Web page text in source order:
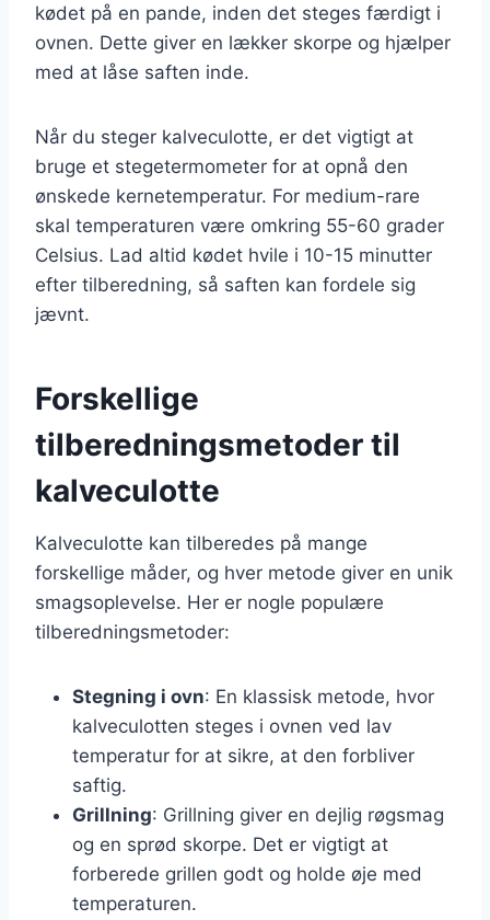
kødet på en pande, inden det steges færdigt i
ovnen. Dette giver en lækker skorpe og hjælper
med at låse saften inde.
Når du steger kalveculotte, er det vigtigt at
bruge et stegetermometer for at opnå den
ønskede kernetemperatur. For medium-rare
skal temperaturen være omkring 55-60 grader
Celsius. Lad altid kødet hvile i 10-15 minutter
efter tilberedning, så saften kan fordele sig
jævnt.
Forskellige
tilberedningsmetoder til
kalveculotte
Kalveculotte kan tilberedes på mange
forskellige måder, og hver metode giver en unik
smagsoplevelse. Her er nogle populære
tilberedningsmetoder:
Stegning i ovn: En klassisk metode, hvor
kalveculotten steges i ovnen ved lav
temperatur for at sikre, at den forbliver
saftig.
Grillning: Grillning giver en dejlig røgsmag
og en sprød skorpe. Det er vigtigt at
forberede grillen godt og holde øje med
temperaturen.